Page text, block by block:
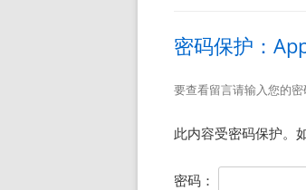
密码保护：
要查看留言请输入您的密
此内容受密码保护。
密码：